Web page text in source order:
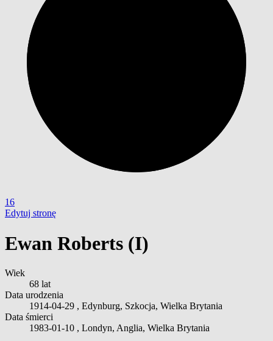
16
Edytuj stronę
Ewan Roberts (I)
Wiek
68 lat
Data urodzenia
1914-04-29 , Edynburg, Szkocja, Wielka Brytania
Data śmierci
1983-01-10 , Londyn, Anglia, Wielka Brytania